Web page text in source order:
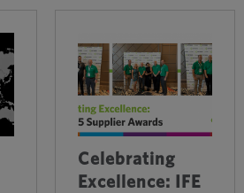
Celebrating
Excellence: IFE